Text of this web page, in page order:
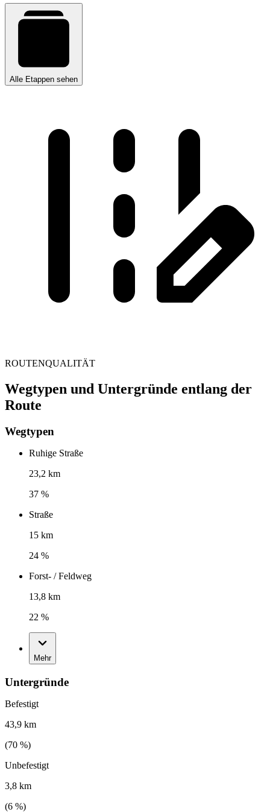
Alle Etappen sehen
ROUTENQUALITÄT
Wegtypen und Untergründe entlang der
Route
Wegtypen
Ruhige Straße
23,2 km
37 %
Straße
15 km
24 %
Forst- / Feldweg
13,8 km
22 %
Mehr
Untergründe
Befestigt
43,9 km
(70 %)
Unbefestigt
3,8 km
(6 %)